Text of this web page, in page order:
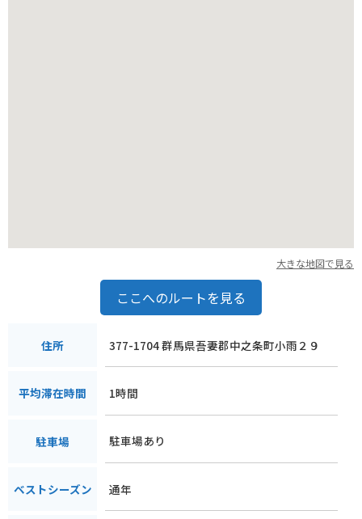
大きな地図で見る
ここへのルートを見る
住所 377-1704 群馬県吾妻郡中之条町小雨２９
平均滞在時間 1時間
駐車場 駐車場あり
ベストシーズン 通年